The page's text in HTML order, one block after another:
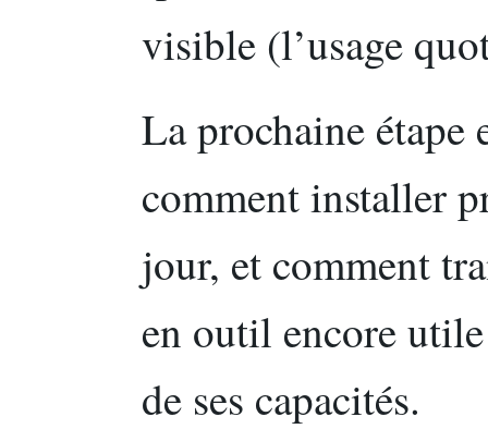
visible (l’usage
La prochaine étape
comment installer
jour, et comment
en outil encore
de ses capacités.